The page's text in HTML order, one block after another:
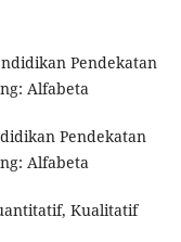
Pendekatan
Alfabeta
Pendekatan
Alfabeta
Kualitatif